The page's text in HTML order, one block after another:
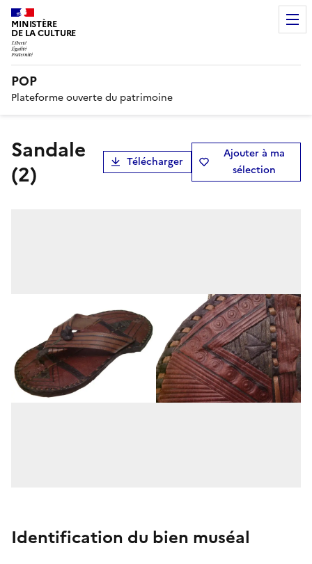
MINISTÈRE
DE LA CULTURE
POP
Plateforme ouverte du patrimoine
sandale
(2)
Télécharger
Ajouter à ma
sélection
Identification du bien muséal